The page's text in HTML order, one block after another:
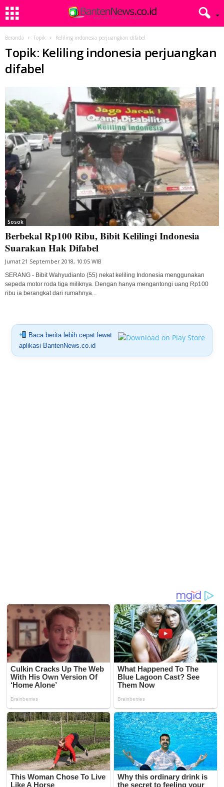
Beranda Topik Keliling indonesia perjuangkan difabel
Topik: Keliling indonesia perjuangkan
difabel
Sosok
Berbekal Rp100 Ribu, Bibit Kelilingi Indonesia
Suarakan Hak Difabel
Jumat 21 September 2018, 10:05 WIB
SERANG - Bibit Wahyudianto (55) nekat keliling Indonesia menggunakan
sepeda motor roda tiga miliknya. Dengan hanya mengantongi uang Rp100
ribu ia berangkat dari rumahnya...
Baca berita lebih cepat lewat
aplikasi BantenNews.co.id